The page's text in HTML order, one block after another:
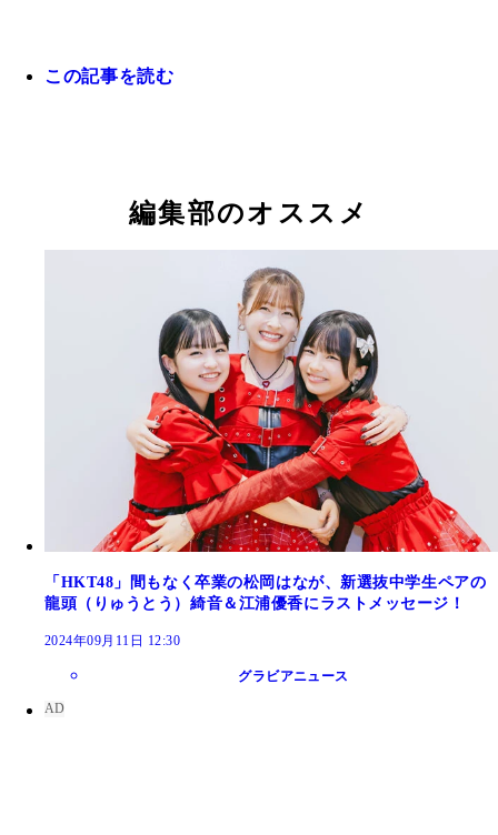
この記事を読む
編集部のオススメ
「HKT48」間もなく卒業の松岡はなが、新選抜中学生ペアの
龍頭（りゅうとう）綺音＆江浦優香にラストメッセージ！
2024年09月11日 12:30
グラビアニュース